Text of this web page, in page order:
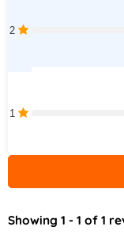
2
1
Showing 1 - 1 of 1